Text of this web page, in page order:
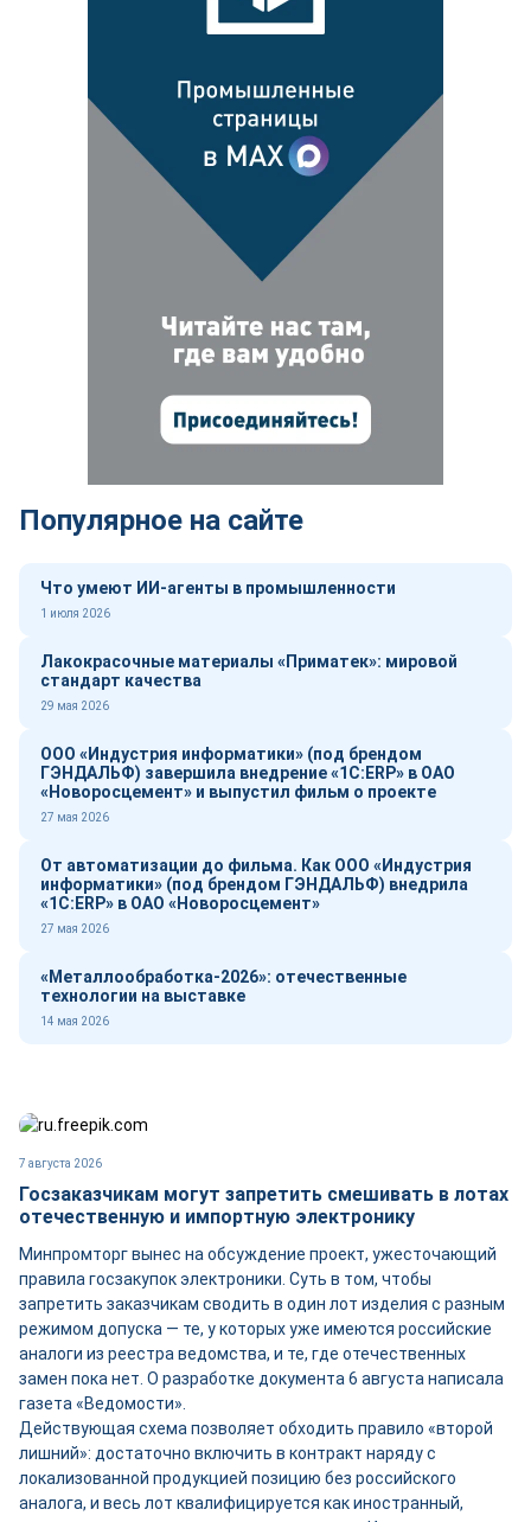
Популярное на сайте
Что умеют ИИ-агенты в промышленности
1 июля 2026
Лакокрасочные материалы «Приматек»: мировой
стандарт качества
29 мая 2026
ООО «Индустрия информатики» (под брендом
ГЭНДАЛЬФ) завершила внедрение «1С:ERP» в ОАО
«Новоросцемент» и выпустил фильм о проекте
27 мая 2026
От автоматизации до фильма. Как ООО «Индустрия
информатики» (под брендом ГЭНДАЛЬФ) внедрила
«1С:ERP» в ОАО «Новоросцемент»
27 мая 2026
«Металлообработка-2026»: отечественные
технологии на выставке
14 мая 2026
7 августа 2026
Госзаказчикам могут запретить смешивать в лотах
отечественную и импортную электронику
Минпромторг вынес на обсуждение проект, ужесточающий
правила госзакупок электроники. Суть в том, чтобы
запретить заказчикам сводить в один лот изделия с разным
режимом допуска — те, у которых уже имеются российские
аналоги из реестра ведомства, и те, где отечественных
замен пока нет. О разработке документа 6 августа написала
газета «Ведомости».
Действующая схема позволяет обходить правило «второй
лишний»: достаточно включить в контракт наряду с
локализованной продукцией позицию без российского
аналога, и весь лот квалифицируется как иностранный,